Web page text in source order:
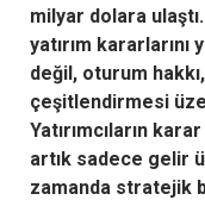
milyar dolara
yatırım
değil, oturum
çeşitlendirmesi
Yatırımcıların
artık sadece gelir
zamanda stratejik